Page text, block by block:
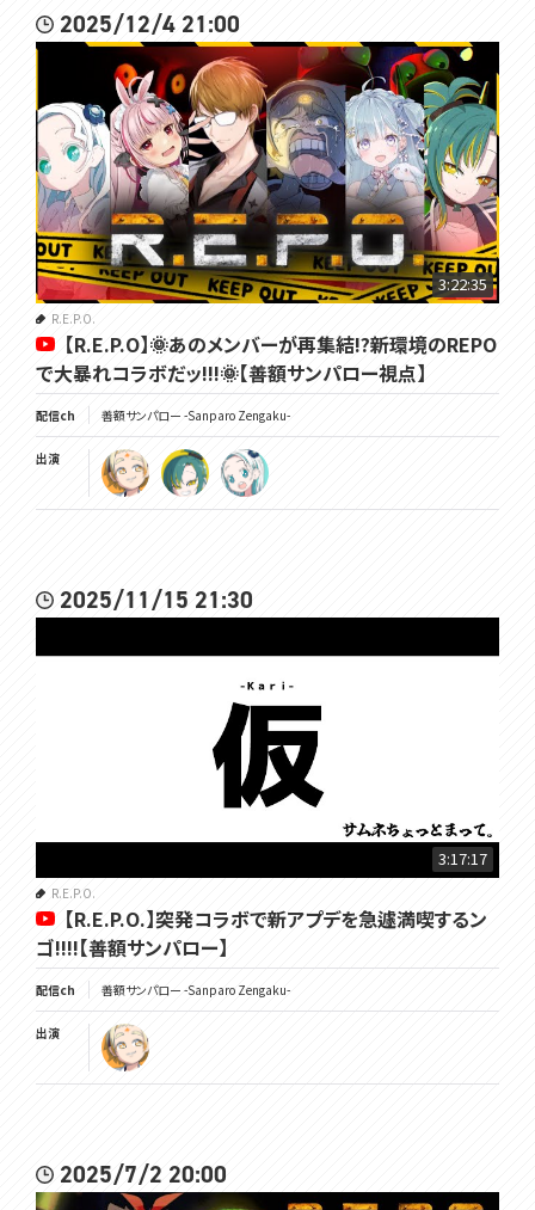
2025/12/4 21:00
3:22:35
R.E.P.O.
【R.E.P.O】🌞あのメンバーが再集結!?新環境のREPO
で大暴れコラボだッ!!!🌞【善額サンパロー視点】
配信ch 善額サンパロー -Sanparo Zengaku-
出演
2025/11/15 21:30
3:17:17
R.E.P.O.
【R.E.P.O.】突発コラボで新アプデを急遽満喫するン
ゴ!!!!【善額サンパロー】
配信ch 善額サンパロー -Sanparo Zengaku-
出演
2025/7/2 20:00